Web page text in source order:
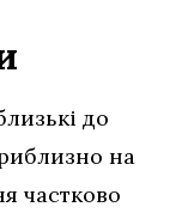
до
на
частково